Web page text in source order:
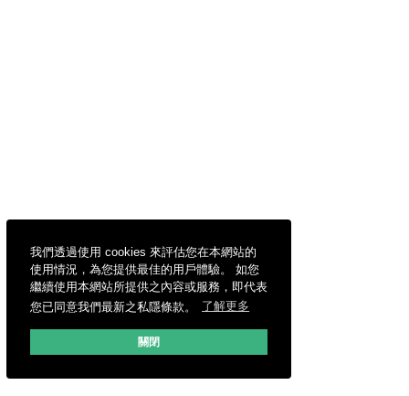
我們透過使用 cookies 來評估您在本網站的
使用情況，為您提供最佳的用戶體驗。 如您
繼續使用本網站所提供之內容或服務，即代表
您已同意我們最新之私隱條款。
了解更多
關閉